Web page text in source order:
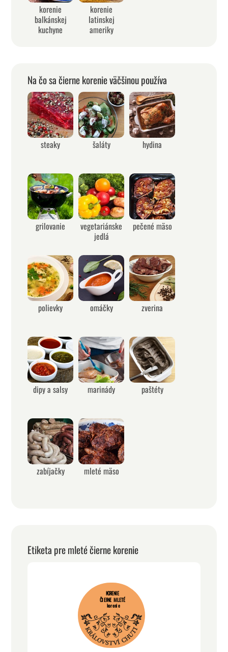
korenie
balkánskej
kuchyne
korenie
latinskej
ameriky
Na čo sa čierne korenie väčšinou používa
steaky šaláty hydina
grilovanie
vegetariánske
jedlá
pečené mäso
polievky omáčky zverina
dipy a salsy marinády paštéty
zabíjačky mleté mäso
Etiketa pre mleté čierne korenie
KORENIE
ČIERNE MLETÉ
korenie